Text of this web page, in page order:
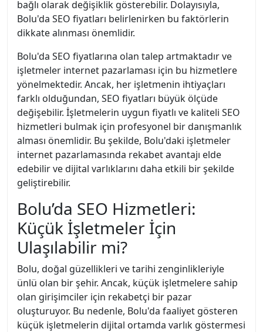
bağlı olarak değişiklik gösterebilir. Dolayısıyla,
Bolu'da SEO fiyatları belirlenirken bu faktörlerin
dikkate alınması önemlidir.
Bolu'da SEO fiyatlarına olan talep artmaktadır ve
işletmeler internet pazarlaması için bu hizmetlere
yönelmektedir. Ancak, her işletmenin ihtiyaçları
farklı olduğundan, SEO fiyatları büyük ölçüde
değişebilir. İşletmelerin uygun fiyatlı ve kaliteli SEO
hizmetleri bulmak için profesyonel bir danışmanlık
alması önemlidir. Bu şekilde, Bolu'daki işletmeler
internet pazarlamasında rekabet avantajı elde
edebilir ve dijital varlıklarını daha etkili bir şekilde
geliştirebilir.
Bolu’da SEO Hizmetleri:
Küçük İşletmeler İçin
Ulaşılabilir mi?
Bolu, doğal güzellikleri ve tarihi zenginlikleriyle
ünlü olan bir şehir. Ancak, küçük işletmelere sahip
olan girişimciler için rekabetçi bir pazar
oluşturuyor. Bu nedenle, Bolu'da faaliyet gösteren
küçük işletmelerin dijital ortamda varlık göstermesi